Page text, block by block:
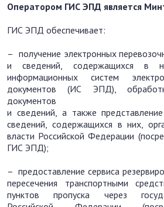
Оператором ГИС ЭПД является
ГИС ЭПД обеспечивает:
– получение электронных
и сведений, содержащихся в
информационных систем
документов (ИС ЭПД),
документов
и сведений, а также
сведений, содержащихся в них,
власти Российской Федерации
ГИС ЭПД);
– предоставление сервиса
пересечения транспортными
пунктов пропуска через